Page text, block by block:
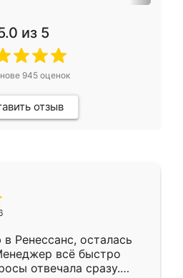
из 5
945оценок
отзыв
Ренессанс, осталась
всё быстро
отвечала сразу.